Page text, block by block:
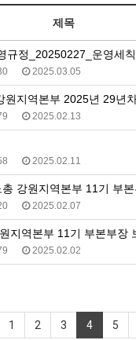
제목
규정_20250227_운영세
2025.03.05
역본부 2025년 29년차 정기
2025.02.13
2025.02.11
지역본부 11기 부본부장 보궐선거
2025.02.07
지역본부 11기 부본부장
2025.02.02
1 2 3 4 5